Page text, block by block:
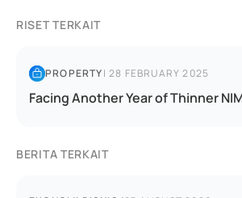
RISET TERKAIT
PROPERTY|28 FEBRUARY 2025
Facing Another Year of Thinner
BERITA TERKAIT